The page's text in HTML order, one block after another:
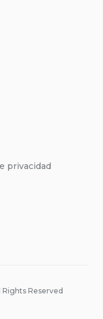
privacidad
Reserved